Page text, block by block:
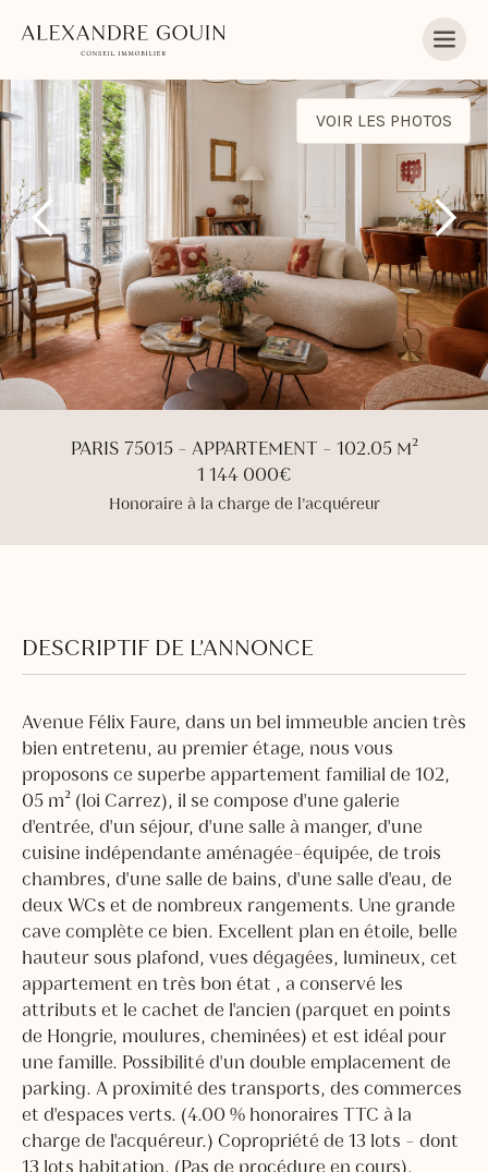
PARIS 75015 - APPARTEMENT - 102.05 M²
1 144 000€
Honoraire à la charge de l'acquéreur
VOIR LES PHOTOS
DESCRIPTIF DE L’ANNONCE
Avenue Félix Faure, dans un bel immeuble ancien très
bien entretenu, au premier étage, nous vous
proposons ce superbe appartement familial de 102,
05 m² (loi Carrez), il se compose d'une galerie
d'entrée, d'un séjour, d'une salle à manger, d'une
cuisine indépendante aménagée-équipée, de trois
chambres, d'une salle de bains, d'une salle d'eau, de
deux WCs et de nombreux rangements. Une grande
cave complète ce bien. Excellent plan en étoile, belle
hauteur sous plafond, vues dégagées, lumineux, cet
appartement en très bon état , a conservé les
attributs et le cachet de l'ancien (parquet en points
de Hongrie, moulures, cheminées) et est idéal pour
une famille. Possibilité d'un double emplacement de
parking. A proximité des transports, des commerces
et d'espaces verts. (4.00 % honoraires TTC à la
charge de l'acquéreur.) Copropriété de 13 lots - dont
13 lots habitation. (Pas de procédure en cours).